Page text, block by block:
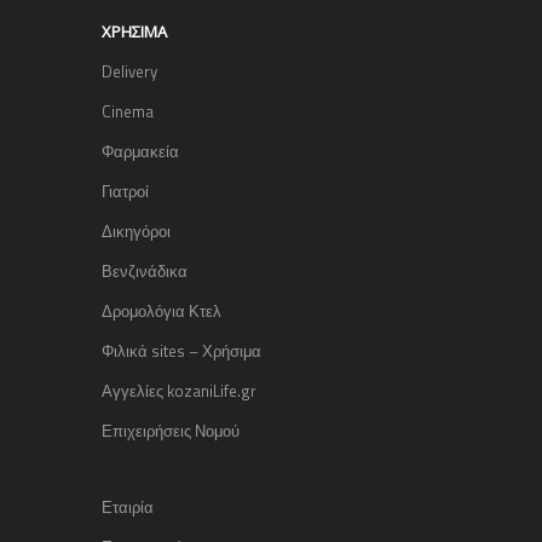
ΧΡΉΣΙΜΑ
Delivery
Cinema
Φαρμακεία
Γιατροί
Δικηγόροι
Βενζινάδικα
Δρομολόγια Κτελ
Φιλικά sites – Χρήσιμα
Αγγελίες kozaniLife.gr
Επιχειρήσεις Νομού
Εταιρία